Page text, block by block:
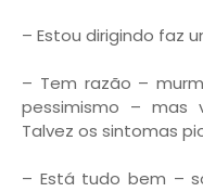
– Estou dirigindo faz
– Tem razão –
pessimismo – mas
Talvez os sintomas
– Está tudo bem –